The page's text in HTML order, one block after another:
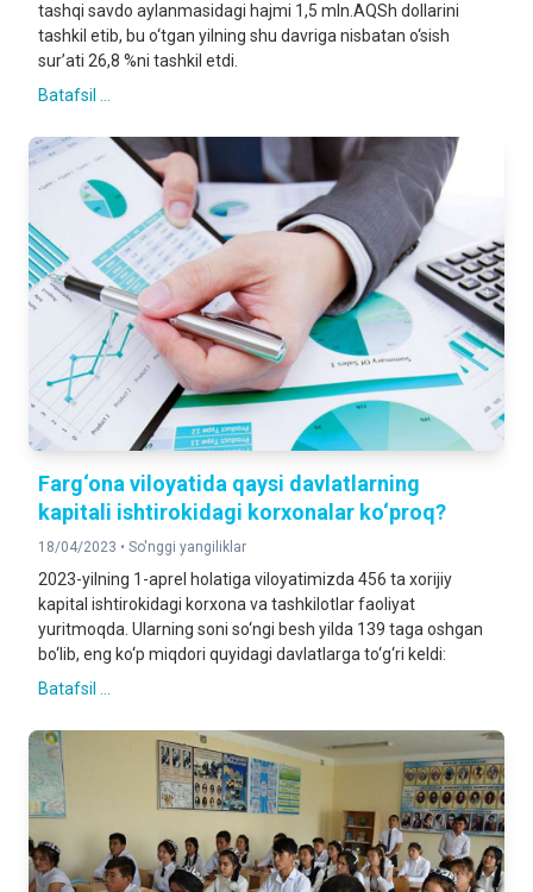
tashqi savdo aylanmasidagi hajmi 1,5 mln.AQSh dollarini
tashkil etib, bu o‘tgan yilning shu davriga nisbatan o‘sish
sur’ati 26,8 %ni tashkil etdi.
Batafsil ...
Farg‘ona viloyatida qaysi davlatlarning
kapitali ishtirokidagi korxonalar ko‘proq?
18/04/2023 • So'nggi yangiliklar
2023-yilning 1-aprel holatiga viloyatimizda 456 ta xorijiy
kapital ishtirokidagi korxona va tashkilotlar faoliyat
yuritmoqda. Ularning soni so‘ngi besh yilda 139 taga oshgan
bo‘lib, eng ko‘p miqdori quyidagi davlatlarga to‘g‘ri keldi:
Batafsil ...